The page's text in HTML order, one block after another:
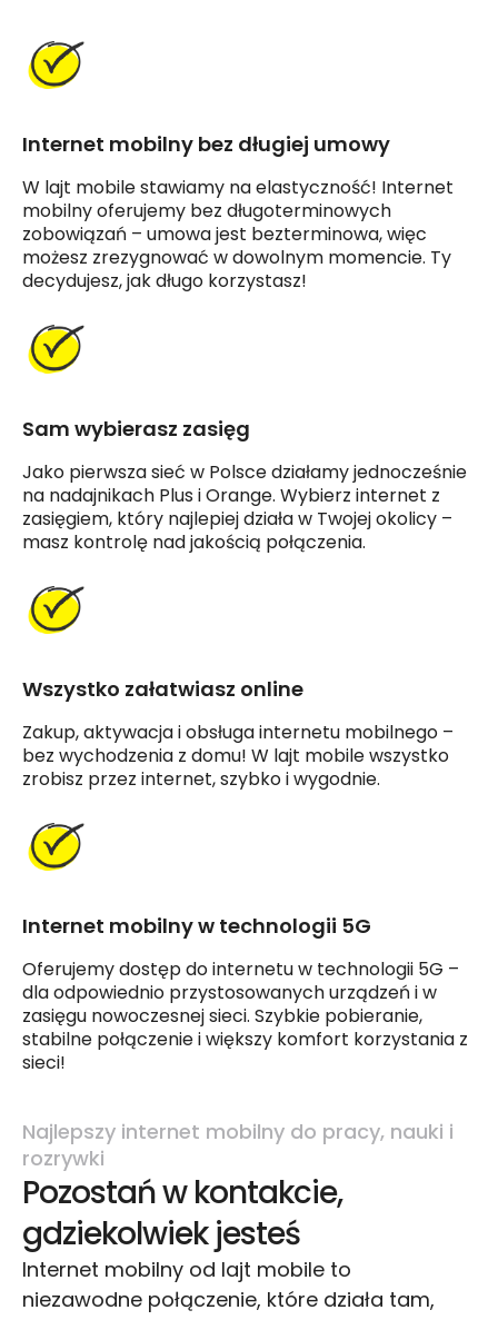
Internet mobilny bez długiej umowy
W lajt mobile stawiamy na elastyczność! Internet
mobilny oferujemy bez długoterminowych
zobowiązań – umowa jest bezterminowa, więc
możesz zrezygnować w dowolnym momencie. Ty
decydujesz, jak długo korzystasz!
Sam wybierasz zasięg
Jako pierwsza sieć w Polsce działamy jednocześnie
na nadajnikach Plus i Orange. Wybierz internet z
zasięgiem, który najlepiej działa w Twojej okolicy –
masz kontrolę nad jakością połączenia.
Wszystko załatwiasz online
Zakup, aktywacja i obsługa internetu mobilnego –
bez wychodzenia z domu! W lajt mobile wszystko
zrobisz przez internet, szybko i wygodnie.
Internet mobilny w technologii 5G
Oferujemy dostęp do internetu w technologii 5G –
dla odpowiednio przystosowanych urządzeń i w
zasięgu nowoczesnej sieci. Szybkie pobieranie,
stabilne połączenie i większy komfort korzystania z
sieci!
Najlepszy internet mobilny do pracy, nauki i
rozrywki
Pozostań w kontakcie,
gdziekolwiek jesteś
Internet mobilny od lajt mobile to
niezawodne połączenie, które działa tam,